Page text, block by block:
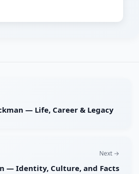
— Life, Career & Legacy
Next →
— Identity, Culture, and Facts